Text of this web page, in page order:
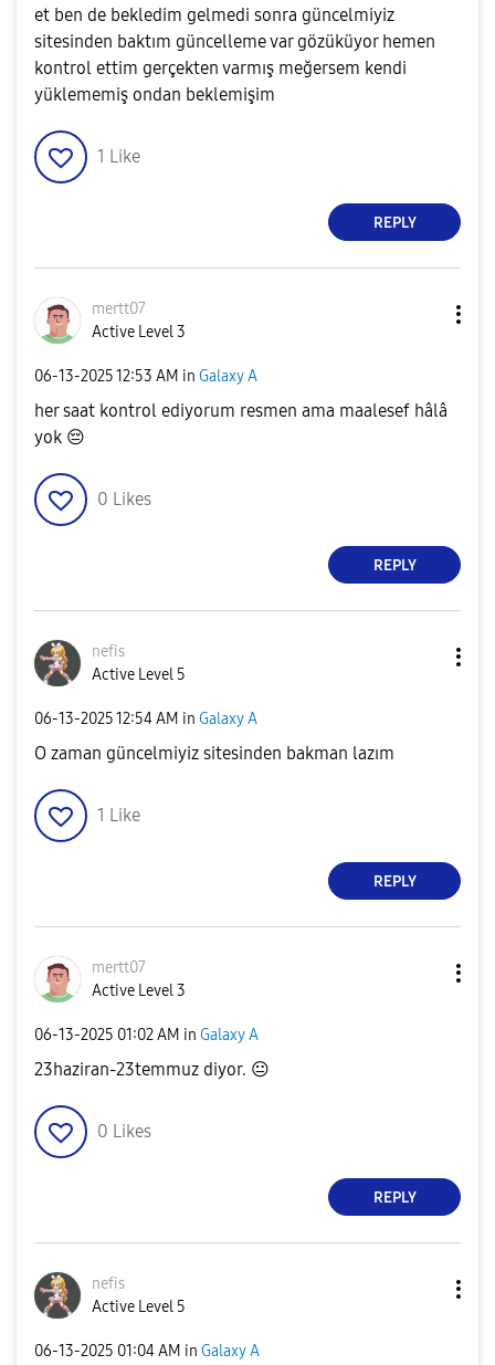
et ben de bekledim gelmedi sonra güncelmiyiz
sitesinden baktım güncelleme var gözüküyor hemen
kontrol ettim gerçekten varmış meğersem kendi
yüklememiş ondan beklemişim
1 Like
REPLY
mertt07
Active Level 3
‎06-13-202512:53 AM in Galaxy A
her saat kontrol ediyorum resmen ama maalesef hâlâ
yok 😔
0 Likes
REPLY
nefis
Active Level 5
‎06-13-202512:54 AM in Galaxy A
O zaman güncelmiyiz sitesinden bakman lazım
1 Like
REPLY
mertt07
Active Level 3
‎06-13-2025 01:02 AM in Galaxy A
23haziran-23temmuz diyor. 😐
0 Likes
REPLY
nefis
Active Level 5
‎06-13-2025 01:04 AM in Galaxy A